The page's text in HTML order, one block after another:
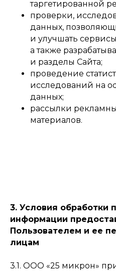
таргетированной
проверки,
данных,
и улучшать
а также
и разделы Сайта;
проведение
исследований на
данных;
рассылки
материалов.
3. Условия обработки
информации
Пользователем и ее
лицам
3.1. ООО «25 микрон»